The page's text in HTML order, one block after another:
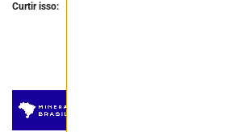
Curtir isso: